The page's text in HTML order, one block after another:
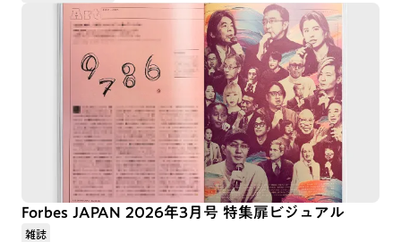
Forbes JAPAN 2026年3月号 特集扉ビジュアル
雑誌